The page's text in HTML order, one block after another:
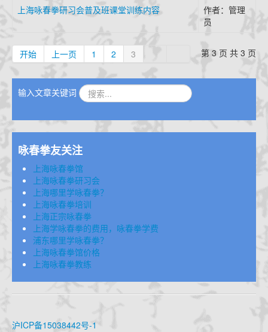
上海咏春拳研习会普及班课堂训练内容
作者：管理
员
第 3 页 共 3 页
开始 上一页 1 2 3
输入文章关键词
咏春拳友关注
上海咏春拳馆
上海咏春拳研习会
上海哪里学咏春拳？
上海咏春拳培训
上海正宗咏春拳
上海学咏春拳的费用，咏春拳学费
浦东哪里学咏春拳？
上海咏春拳馆价格
上海咏春拳教练
沪ICP备15038442号-1